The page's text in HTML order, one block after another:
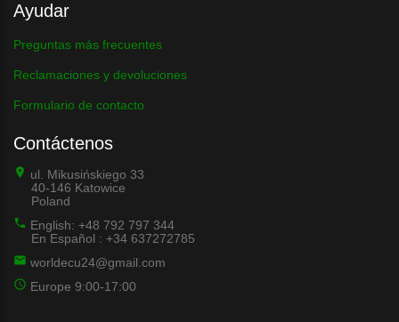
Ayudar
Preguntas más frecuentes
Reclamaciones y devoluciones
Formulario de contacto
Contáctenos
ul. Mikusińskiego 33
40-146 Katowice
Poland
English: +48 792 797 344
En Español : +34 637272785
worldecu24@gmail.com
Europe 9:00-17:00